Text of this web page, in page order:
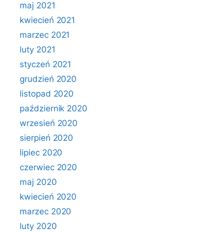
maj 2021
kwiecień 2021
marzec 2021
luty 2021
styczeń 2021
grudzień 2020
listopad 2020
październik 2020
wrzesień 2020
sierpień 2020
lipiec 2020
czerwiec 2020
maj 2020
kwiecień 2020
marzec 2020
luty 2020